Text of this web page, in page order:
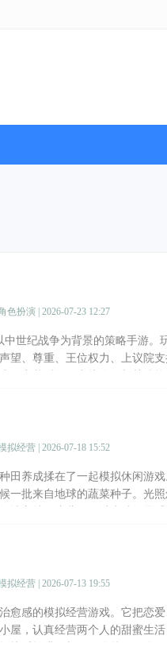
色扮演 | 2026-07-23 12:27
中世纪战争为背景的策略手游
望、尊重、王位权力、上议院
拟经营 | 2026-07-18 15:52
田养成揉在了一起模拟休闲游
一批来自地球的蔬菜种子。光
拟经营 | 2026-07-13 19:55
愈感的模拟经营游戏。它把恋
屋，认真经营两个人的甜蜜生